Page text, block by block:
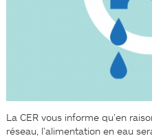
La CER vous informe qu’en
réseau, l’alimentation en eau